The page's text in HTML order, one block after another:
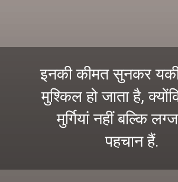
इनकी कीमत सुनकर
मुश्किल हो जाता है,
मुर्गियां नहीं बल्कि
पहचान हैं.